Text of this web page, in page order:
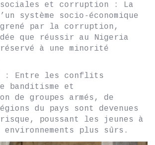
et corruption : La
système socio-économique
par la corruption,
que réussir au Nigeria
à une minorité
: Entre les conflits
banditisme et
de groupes armés, de
du pays sont devenues
poussant les jeunes à
environnements plus sûrs.